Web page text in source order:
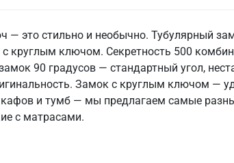
— это стильно и необычно. Тубулярный
круглым ключом. Секретность 500
90 градусов — стандартный угол,
Замок с круглым ключом —
и тумб — мы предлагаем самые
с матрасами.